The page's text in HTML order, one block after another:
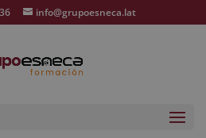
info@grupoesneca.lat